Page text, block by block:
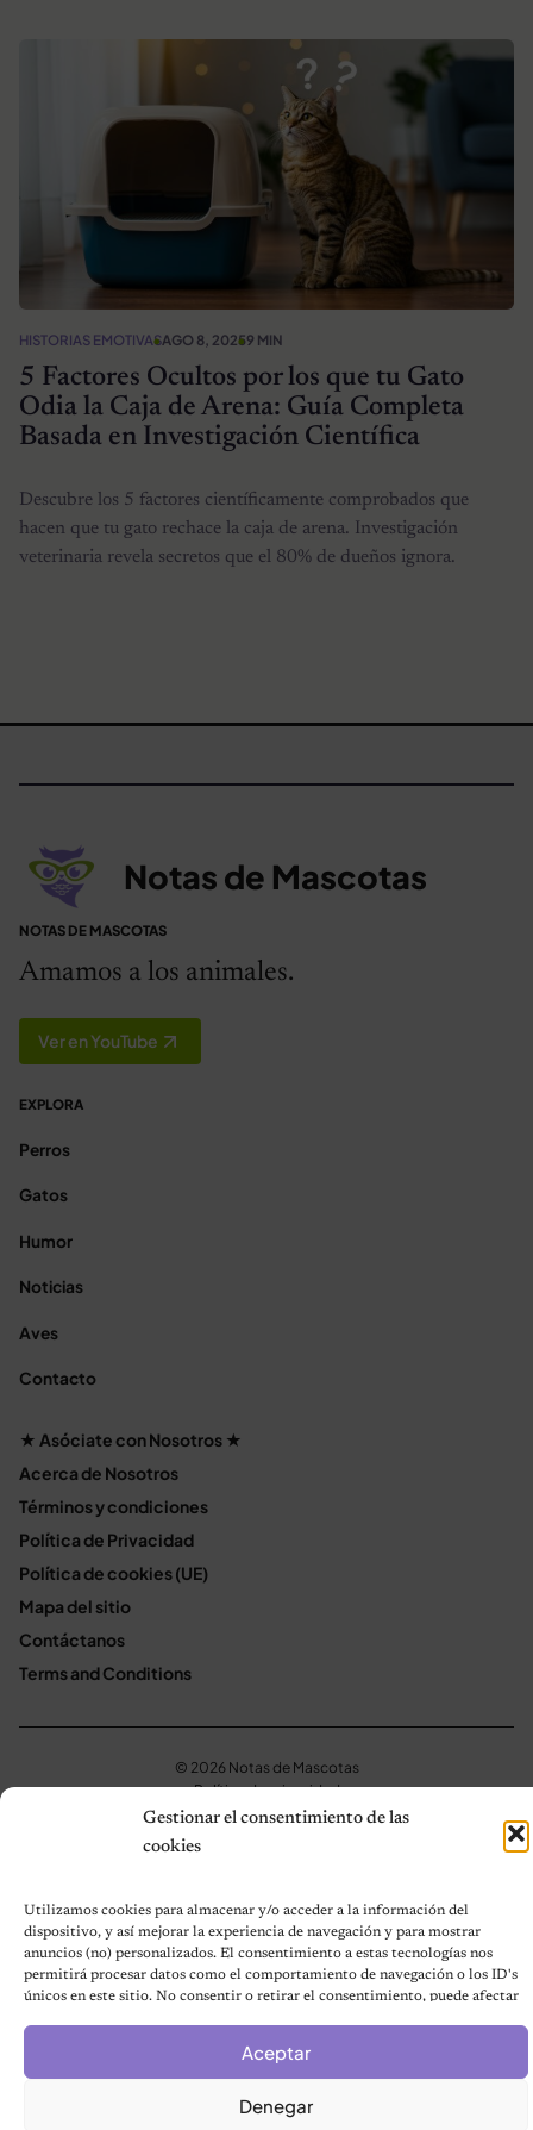
Gestionar el consentimiento de las
cookies
Utilizamos cookies para almacenar y/o acceder a la información del
dispositivo, y así mejorar la experiencia de navegación y para mostrar
anuncios (no) personalizados. El consentimiento a estas tecnologías nos
permitirá procesar datos como el comportamiento de navegación o los ID's
únicos en este sitio. No consentir o retirar el consentimiento, puede afectar
Aceptar
Denegar
HISTORIAS EMOTIVASAGO 8, 20259 MIN
5 Factores Ocultos por los que tu Gato
Odia la Caja de Arena: Guía Completa
Basada en Investigación Científica
Descubre los 5 factores científicamente comprobados que
hacen que tu gato rechace la caja de arena. Investigación
veterinaria revela secretos que el 80% de dueños ignora.
Notas de Mascotas
NOTAS DE MASCOTAS
Amamos a los animales.
Ver en YouTube
EXPLORA
Perros
Gatos
Humor
Noticias
Aves
Contacto
★ Asóciate con Nosotros ★
Acerca de Nosotros
Términos y condiciones
Política de Privacidad
Política de cookies (UE)
Mapa del sitio
Contáctanos
Terms and Conditions
© 2026 Notas de Mascotas
Política de privacidad